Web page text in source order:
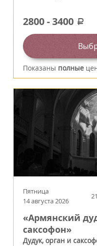
2800-3400 a
Показаны полные
Пятница
14 августа 2026
«Армянский
саксофон»
Дудук, орган и